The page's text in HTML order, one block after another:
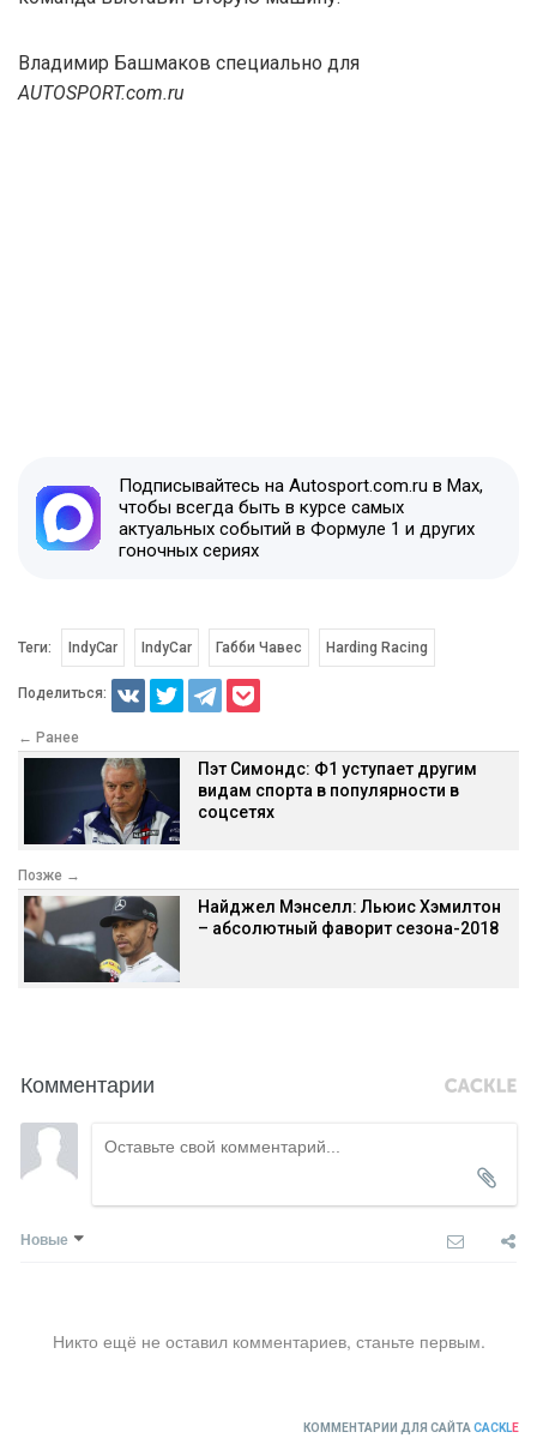
Владимир Башмаков специально для
AUTOSPORT.com.ru
Подписывайтесь на Autosport.com.ru в Max,
чтобы всегда быть в курсе самых
актуальных событий в Формуле 1 и других
гоночных сериях
Теги: IndyCar IndyCar Габби Чавес Harding Racing
Поделиться:
← Ранее
Пэт Симондс: Ф1 уступает другим
видам спорта в популярности в
соцсетях
Позже →
Найджел Мэнселл: Льюис Хэмилтон
– абсолютный фаворит сезона-2018
Комментарии
Новые
Никто ещё не оставил комментариев, станьте первым.
КОММЕНТАРИИ ДЛЯ САЙТА CACKLE